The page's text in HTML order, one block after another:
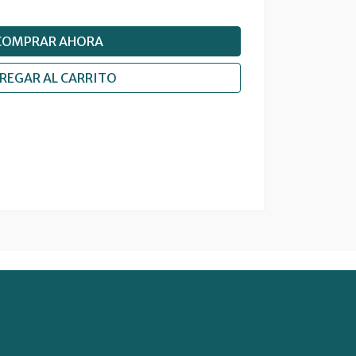
AHORA
AL CARRITO